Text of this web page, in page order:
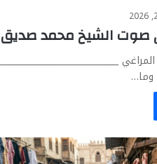
صوت الشيخ محمد
وما…